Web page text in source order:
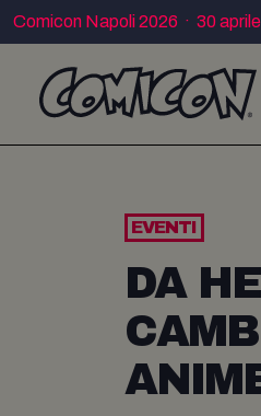
Comicon Napoli 2026 · 30
EVENTI
DA